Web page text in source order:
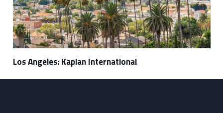
Los Angeles: Kaplan International